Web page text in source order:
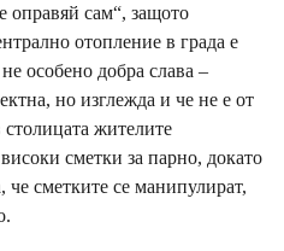
оправяй сам“, защото
отопление в града е
особено добра слава –
но изглежда и че не е от
жителите
сметки за парно, докато
сметките се манипулират,